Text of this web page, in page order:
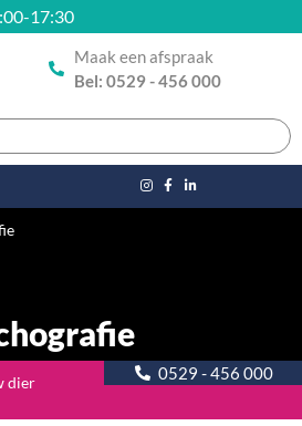
17:30
Maak een afspraak
Bel: 0529 - 456 000
dier 0529 - 456 000